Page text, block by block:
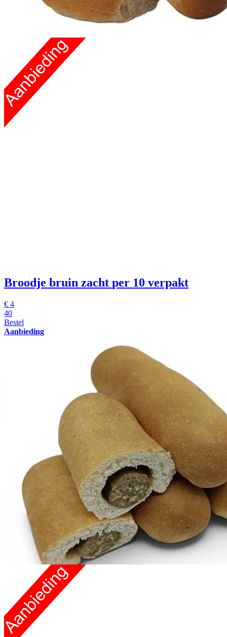
Broodje bruin zacht per 10 verpakt
€ 4
40
Bestel
Aanbieding